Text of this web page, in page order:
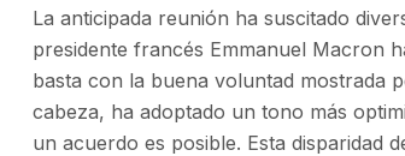
La anticipada reunión ha suscitado
presidente francés Emmanuel Macron
basta con la buena voluntad mostrada
cabeza, ha adoptado un tono más
un acuerdo es posible. Esta disparidad